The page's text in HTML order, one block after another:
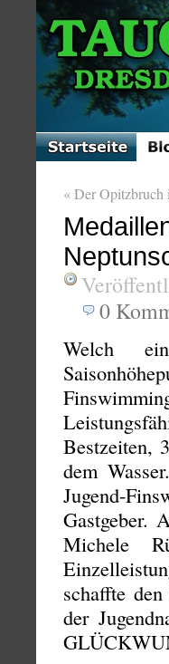
«Der Opitzbruch
0
Welch
Bestzeiten,
dem
Jugend-
Gastgeber.
Michele
schaffte
der